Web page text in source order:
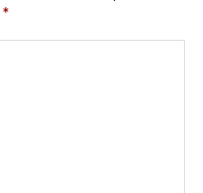
*